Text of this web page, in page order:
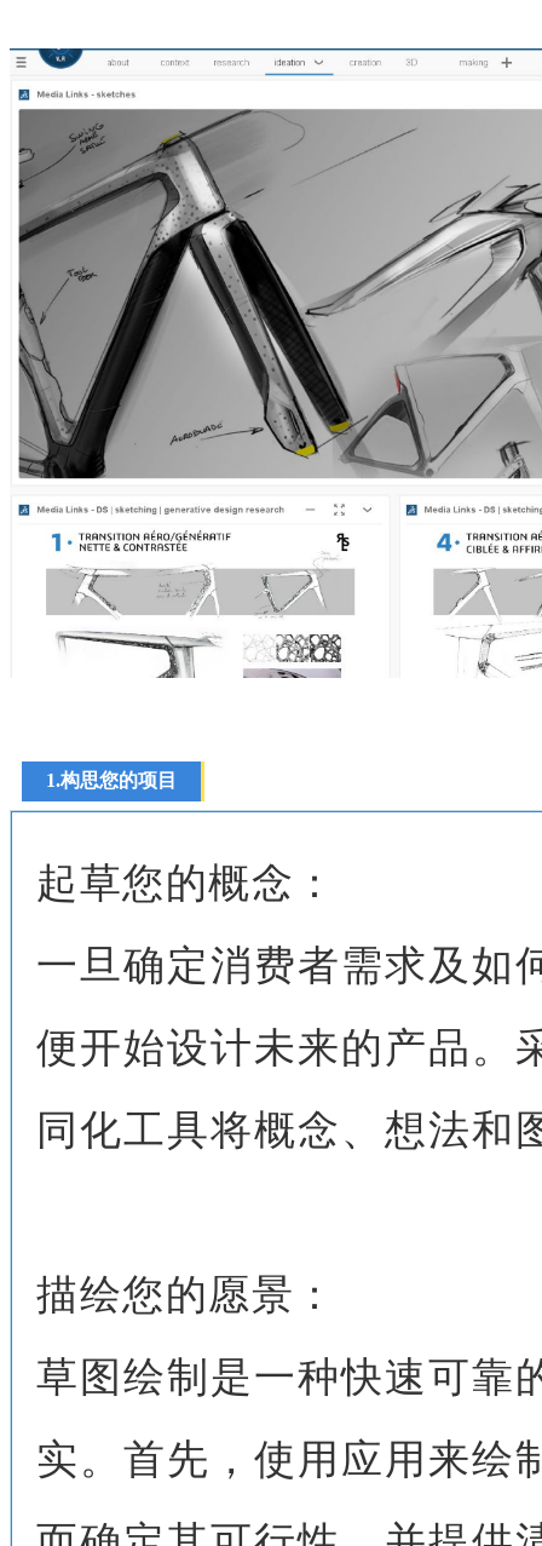
1.构思您的项目
起草您的概念：
一旦确定消费者需求及如
便开始设计未来的产品。
同化工具将概念、想法和
描绘您的愿景：
草图绘制是一种快速可靠
实。首先，使用应用来绘